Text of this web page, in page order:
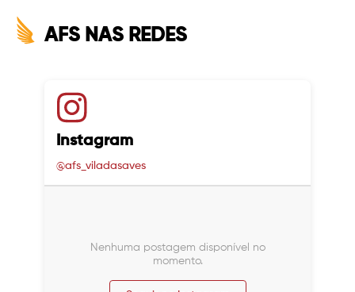
AFS NAS REDES
Instagram
@afs_viladasaves
Nenhuma postagem disponível no
momento.